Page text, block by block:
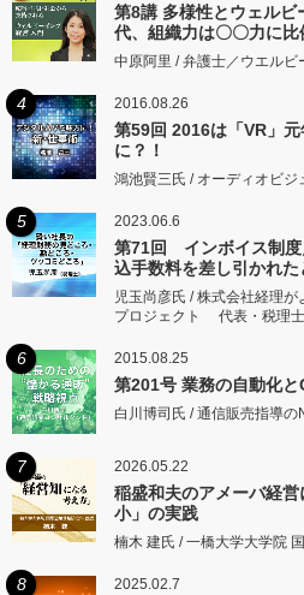
第8講 多様性とウェルビ
代、組織力は〇〇力に比
中原阿里 / 弁護士／ウエル
4 2016.08.26
第59回 2016は「VR」
に？！
鴻池賢三氏 / オーディオビ
5 2023.06.6
第71回 インボイス制
込手数料を差し引かれ
児玉尚彦氏 / 株式会社経理
プロジェクト 代表・税理士
6 2015.08.25
第201号 業務の自動化と
白川博司氏 / 通信販売指導の
7 2026.05.22
稲盛和夫のアメーバ経
小」の実践
楠木 建氏 / 一橋大学大学院
8 2025.02.7